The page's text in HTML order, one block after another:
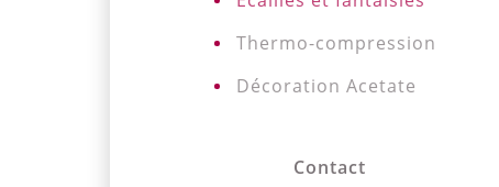
Thermo-compression
Décoration Acetate
Contact